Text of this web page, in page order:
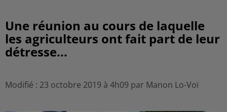
Une réunion au cours de laquelle
les agriculteurs ont fait part de leur
détresse...
Modifié : 23 octobre 2019 à 4h09 par Manon Lo-Voï